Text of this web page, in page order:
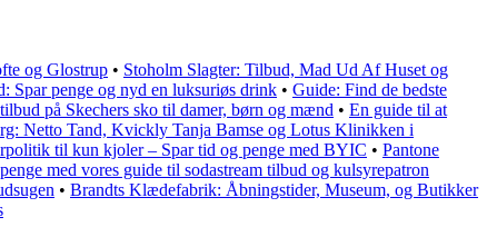
og Glostrup • Stoholm Slagter: Tilbud, Mad Ud Af Huset og
Spar penge og nyd en luksuriøs drink • Guide: Find de bedste
på Skechers sko til damer, børn og mænd • En guide til at
Netto Tand, Kvickly Tanja Bamse og Lotus Klinikken i
til kun kjoler – Spar tid og penge med BYIC • Pantone
med vores guide til sodastream tilbud og kulsyrepatron
• Brandts Klædefabrik: Åbningstider, Museum, og Butikker